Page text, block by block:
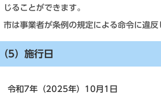
じることができます。
市は事業者が条例の規定による命令に違
（5）施行日
7年（2025年）10月1日